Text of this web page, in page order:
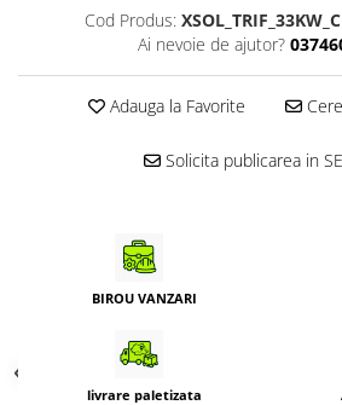
Cod Produs:
Ai nevoie de ajutor?
Adauga la Favorite
Solicita publicarea in
BIROU VANZARI
livrare paletizata